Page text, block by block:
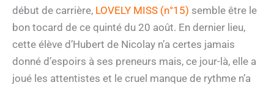
début de carrière, LOVELY MISS (n°15) semble être le
bon tocard de ce quinté du 20 août. En dernier lieu,
cette élève d’Hubert de Nicolay n’a certes jamais
donné d’espoirs à ses preneurs mais, ce jour-là, elle a
joué les attentistes et le cruel manque de rythme n’a